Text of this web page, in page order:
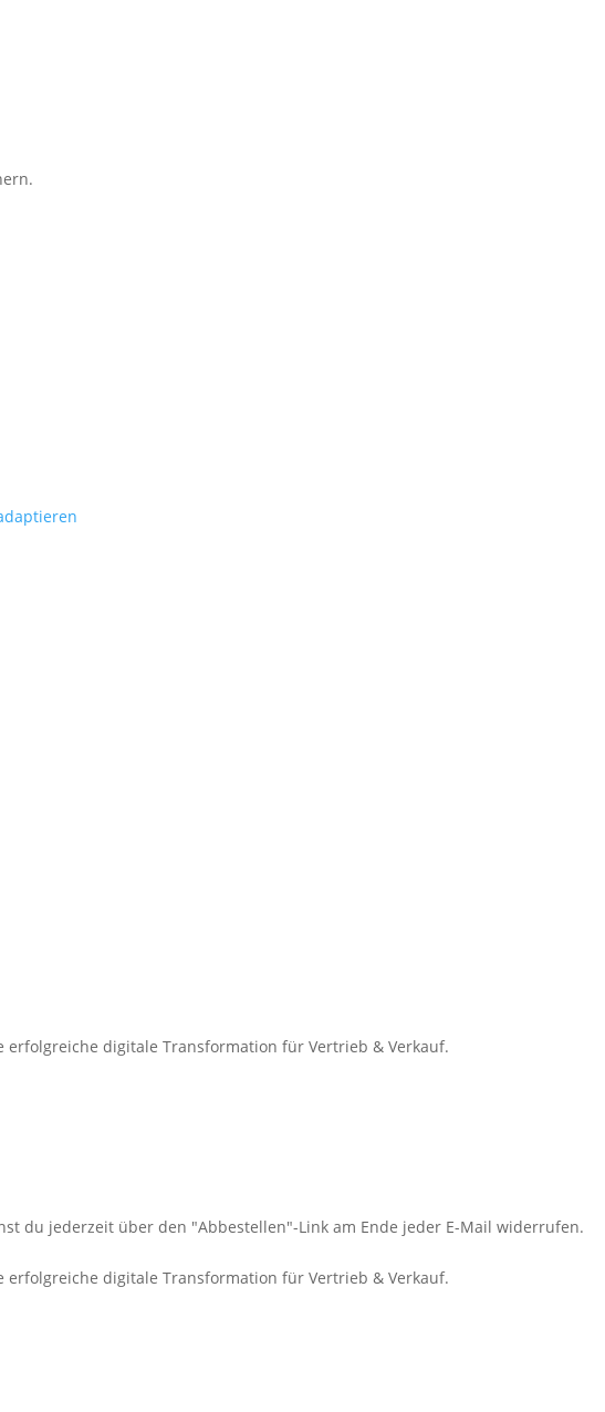
digitale Transformation für Vertrieb & Verkauf.
du jederzeit über den "Abbestellen"-Link am Ende jeder E-Mail widerrufen.
digitale Transformation für Vertrieb & Verkauf.